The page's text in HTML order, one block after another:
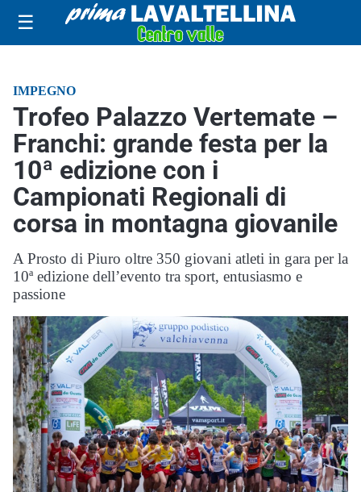
☰
IMPEGNO
Trofeo Palazzo Vertemate –
Franchi: grande festa per la
10ª edizione con i
Campionati Regionali di
corsa in montagna giovanile
A Prosto di Piuro oltre 350 giovani atleti in gara per la
10ª edizione dell’evento tra sport, entusiasmo e
passione